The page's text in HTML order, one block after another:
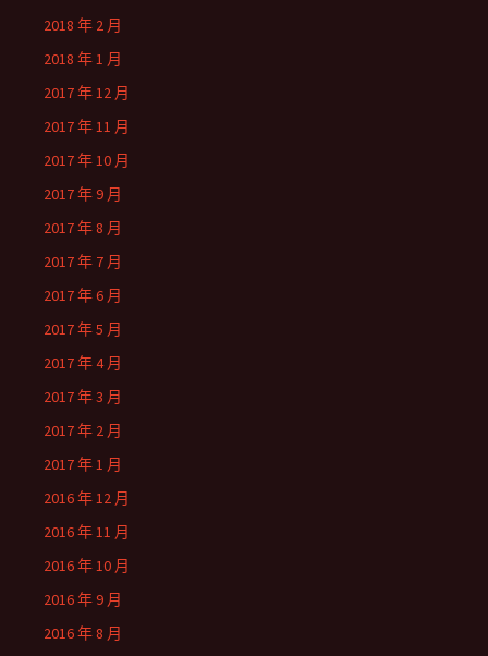
2018 年 2 月
2018 年 1 月
2017 年 12 月
2017 年 11 月
2017 年 10 月
2017 年 9 月
2017 年 8 月
2017 年 7 月
2017 年 6 月
2017 年 5 月
2017 年 4 月
2017 年 3 月
2017 年 2 月
2017 年 1 月
2016 年 12 月
2016 年 11 月
2016 年 10 月
2016 年 9 月
2016 年 8 月